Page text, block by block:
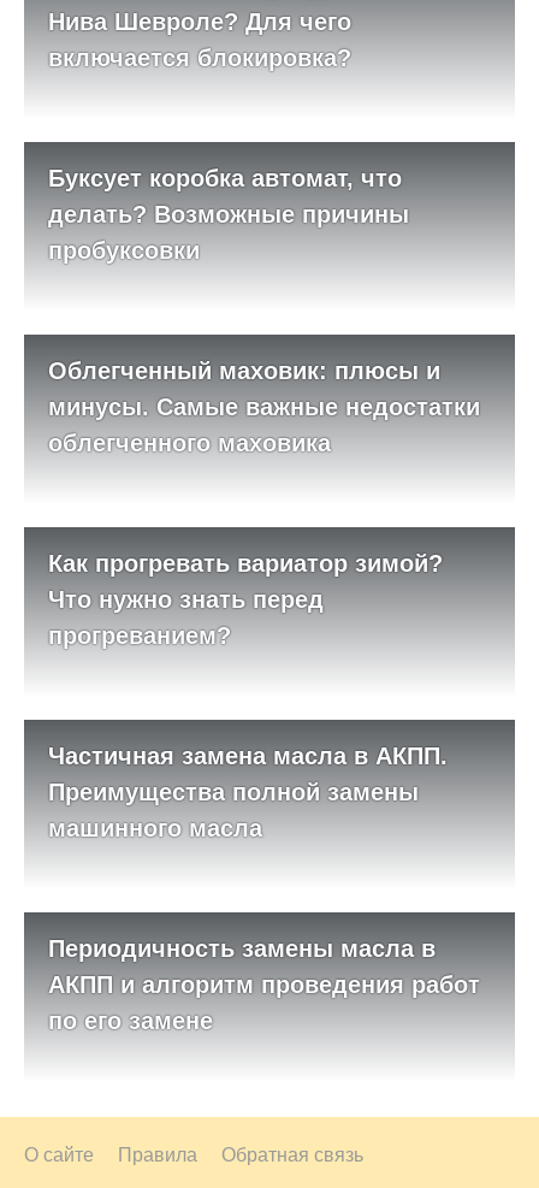
Нива Шевроле? Для чего
включается блокировка?
Буксует коробка автомат, что
делать? Возможные причины
пробуксовки
Облегченный маховик: плюсы и
минусы. Самые важные недостатки
облегченного маховика
Как прогревать вариатор зимой?
Что нужно знать перед
прогреванием?
Частичная замена масла в АКПП.
Преимущества полной замены
машинного масла
Периодичность замены масла в
АКПП и алгоритм проведения работ
по его замене
О сайте Правила Обратная связь